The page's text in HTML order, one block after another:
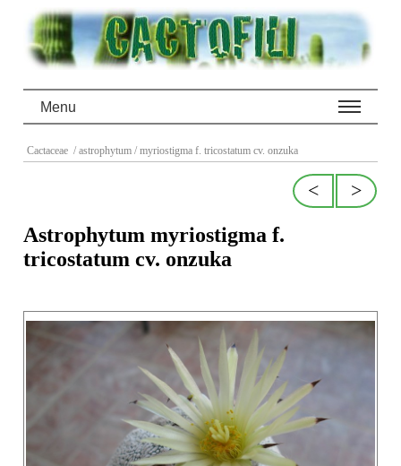
Menu
Cactaceae / astrophytum / myriostigma f. tricostatum cv. onzuka
>
<
Astrophytum myriostigma f.
tricostatum cv. onzuka